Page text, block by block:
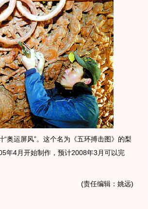
运屏风”。这个名为《五环搏击图》的梨
年4月开始制作，预计2008年3月可以完
(责任编辑：姚远)